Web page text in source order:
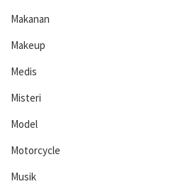
Makanan
Makeup
Medis
Misteri
Model
Motorcycle
Musik